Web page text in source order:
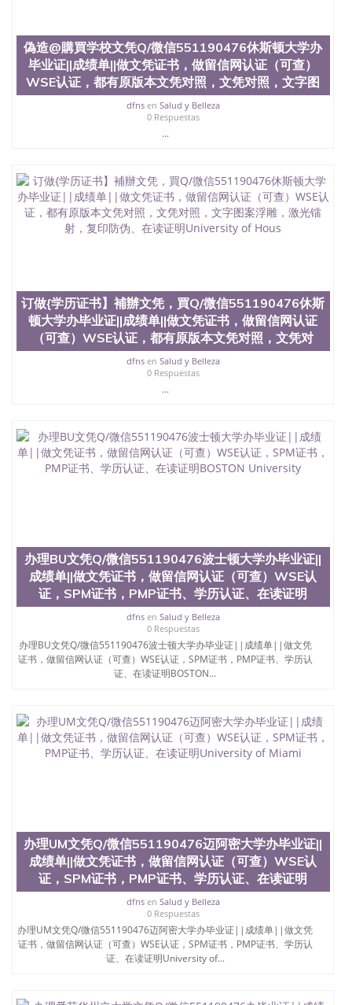
外文凭质量QQ微信551190476国外本科毕业证怎么办
理QQ微信551190476国外大学文凭真制作QQ微信
551190476办国外文凭可找工作QQ微信551190476国
外大学有毕业证QQ微信551190476办理国外毕业证价
格QQ微信551190476国外编号查询QQ微信551190476
办理国外文凭要交定金吗QQ微信551190476办国外可
查文凭QQ微信551190476网上购买真文凭可信吗QQ
办理学历认证QQ微信551190476海外文凭认证办理
QQ微信551190476 圣何塞州立大学（San Jose State
University, 又译为“圣荷西州立大学”）成立于1857
年，简称SJSU，是加州历史悠久的大学之一，也是美
西地区的公立大学之一。位于圣何塞市San Jose中
教育质量，被《福克斯》杂志评选为全美50强公立综
合性大学，每年有来自世界各地的成百上千的海外学
生前往求学。 至今，这是一所在世界上享有学术地
位、声誉、实习机会和影响力的高等教育机构，并获
誉为美国本科教育质量的核心代表。其计算机系与会
计系更是在当今美国大学教学排名中表现优异。其毕
业生大多可以在其所处地域的世界硅谷中心得到工作
机会。许多硅谷公司甚至在学生大三和大四的学期提
都占据着加州所有大学中的地理位置。 圣何塞州立大
学座落于硅谷(Silicon Valley), 于附近的旧金山-圣何塞
地区为全美的重要科技中心。约有学生三万人，超过
也吸引了众多不同国家的专业人士前来研究与学习。
二、办理流程： 1、收集客户办理信息； 2、客户付
定金下单； 3、公司确认到账转制作点做电子图；
4、电子图做好发给客户确认； 5、电子图确认好转成
品部做成品； 6、成品做好拍照或者视频确认再付余
款； 7、快递给客户（国内顺丰，国外DHL）。 三、
真实网上可查的证明材料 1、教育部学历学位认证，
留服真实存档可查，存档。 2、留学回国人员证明
（使馆认证），使馆网站真实存档可查。 3、留信网
真实可查认证办理，存档可查，终身受用。 四、办理
与人类发展学院、信息工程与科学学院、人文学院、
护理学院、科学学院等。学校的教育学院排名在全美
前十名，工学院排名在前十五名，且继续攀升中。纽
制、历史、电气工程、生物工程、建筑设计、工商管
理、材料科学、机械工程、航天工程、土木工程、数
学、化学、英语、社会科学、心理学、戏剧、市场营
销、机械工程、计算机科学、物理学、人工智能、商
科、金融专业 1、客户提供相关材料，确定客户办理
信息，给出操作方案； 2、补充毕业证成绩单等相关
材料； 3、留服注册申请账号，付定金； 4、预约递
交时间，公司人员陪同客户本人一起去留服递交材
料； 5、等待结果，完成结果书留服直接邮寄给客户
6、客户确认收到结果，付余款。 我们对海外大学及
偽造@購買学校文凭Q/微信551190476休斯顿大学办
毕业证||成绩单||做文凭证书，做留信网认证（可查）
WSE认证，都有原版本文凭对照，文凭对照，文字图
dfnsen Salud y Belleza
0 Respuestas
...
订做{学历证书】補辦文凭，買Q/微信551190476休斯
顿大学办毕业证||成绩单||做文凭证书，做留信网认证
（可查）WSE认证，都有原版本文凭对照，文凭对
dfnsen Salud y Belleza
0 Respuestas
...
办理BU文凭Q/微信551190476波士顿大学办毕业证||
成绩单||做文凭证书，做留信网认证（可查）WSE认
证，SPM证书，PMP证书、学历认证、在读证明
dfnsen Salud y Belleza
0 Respuestas
办理BU文凭Q/微信551190476波士顿大学办毕业证||成绩单||做文凭
证书，做留信网认证（可查）WSE认证，SPM证书，PMP证书、学历认
证、在读证明BOSTON...
办理UM文凭Q/微信551190476迈阿密大学办毕业证||
成绩单||做文凭证书，做留信网认证（可查）WSE认
证，SPM证书，PMP证书、学历认证、在读证明
dfnsen Salud y Belleza
0 Respuestas
办理UM文凭Q/微信551190476迈阿密大学办毕业证||成绩单||做文凭
证书，做留信网认证（可查）WSE认证，SPM证书，PMP证书、学历认
证、在读证明University of...